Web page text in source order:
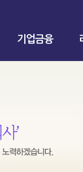
기업금융